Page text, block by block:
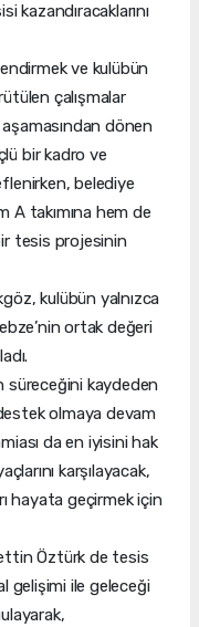
kazandıracaklarını
ve kulübün
çalışmalar
dönen
bir kadro ve
belediye
A takımına hem de
tesis projesinin
kulübün yalnızca
ortak değeri
süreceğini kaydeden
olmaya devam
da en iyisini hak
karşılayacak,
hayata geçirmek için
Öztürk de tesis
gelişimi ile geleceği